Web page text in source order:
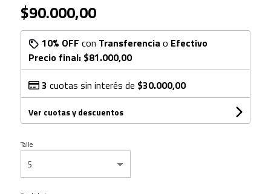
$90.000,00
10% OFF con Transferencia o Efectivo
Precio final: $81.000,00
3 cuotas sin interés de $30.000,00
Ver cuotas y descuentos
Talle